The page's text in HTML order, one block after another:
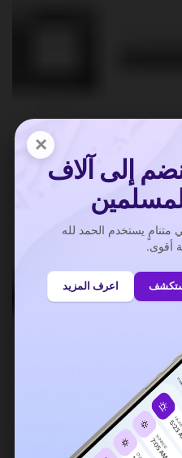
×
إلى آلاف
يستخدم الحمد لله
أقوى.
اعرف المزيد